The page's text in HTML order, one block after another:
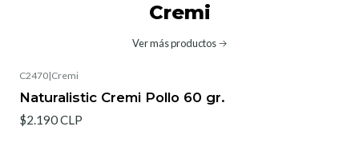
Cremi
Ver más productos
C2470|Cremi
Naturalistic Cremi Pollo 60 gr.
$2.190 CLP